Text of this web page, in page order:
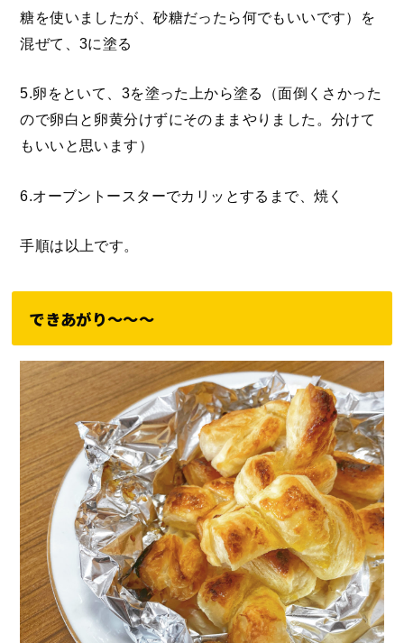
糖を使いましたが、砂糖だったら何でもいいです）を
混ぜて、3に塗る
5.卵をといて、3を塗った上から塗る（面倒くさかった
ので卵白と卵黄分けずにそのままやりました。分けて
もいいと思います）
6.オーブントースターでカリッとするまで、焼く
手順は以上です。
できあがり〜〜〜